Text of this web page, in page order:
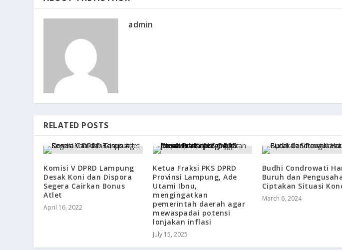
admin
RELATED POSTS
Komisi V DPRD Lampung
Desak Koni dan Dispora
Segera Cairkan Bonus
Atlet
April 16, 2022
Ketua Fraksi PKS DPRD
Provinsi Lampung, Ade
Utami Ibnu,
mengingatkan
pemerintah daerah agar
mewaspadai potensi
lonjakan inflasi
July 15, 2025
Budhi Condrowati
Buruh dan
Ciptakan Situasi
March 6, 2024